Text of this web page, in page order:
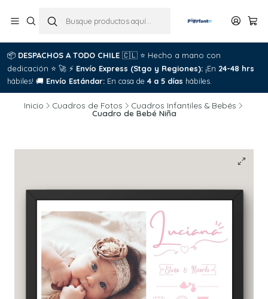
📦 DESPACHOS A TODO CHILE 🇨🇱 ⭐ Hecho a mano con
dedicación ⭐ 🚀 ⚡ Envío Express (Stgo y Regiones): ¡En 24-48 hrs
hábiles! 🚚 Envío Estándar: En casa de 4 a 5 días hábiles.
Inicio Cuadros de Fotos Cuadros Infantiles & Bebés
Cuadro de Bebé Niña